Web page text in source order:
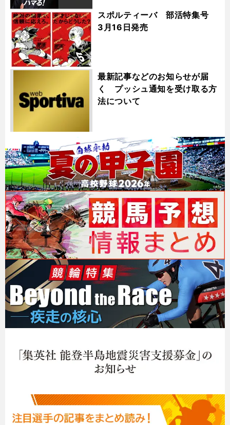
スポルティーバ 部活特集号
3月16日発売
最新記事などのお知らせが届
く プッシュ通知を受け取る方
法について